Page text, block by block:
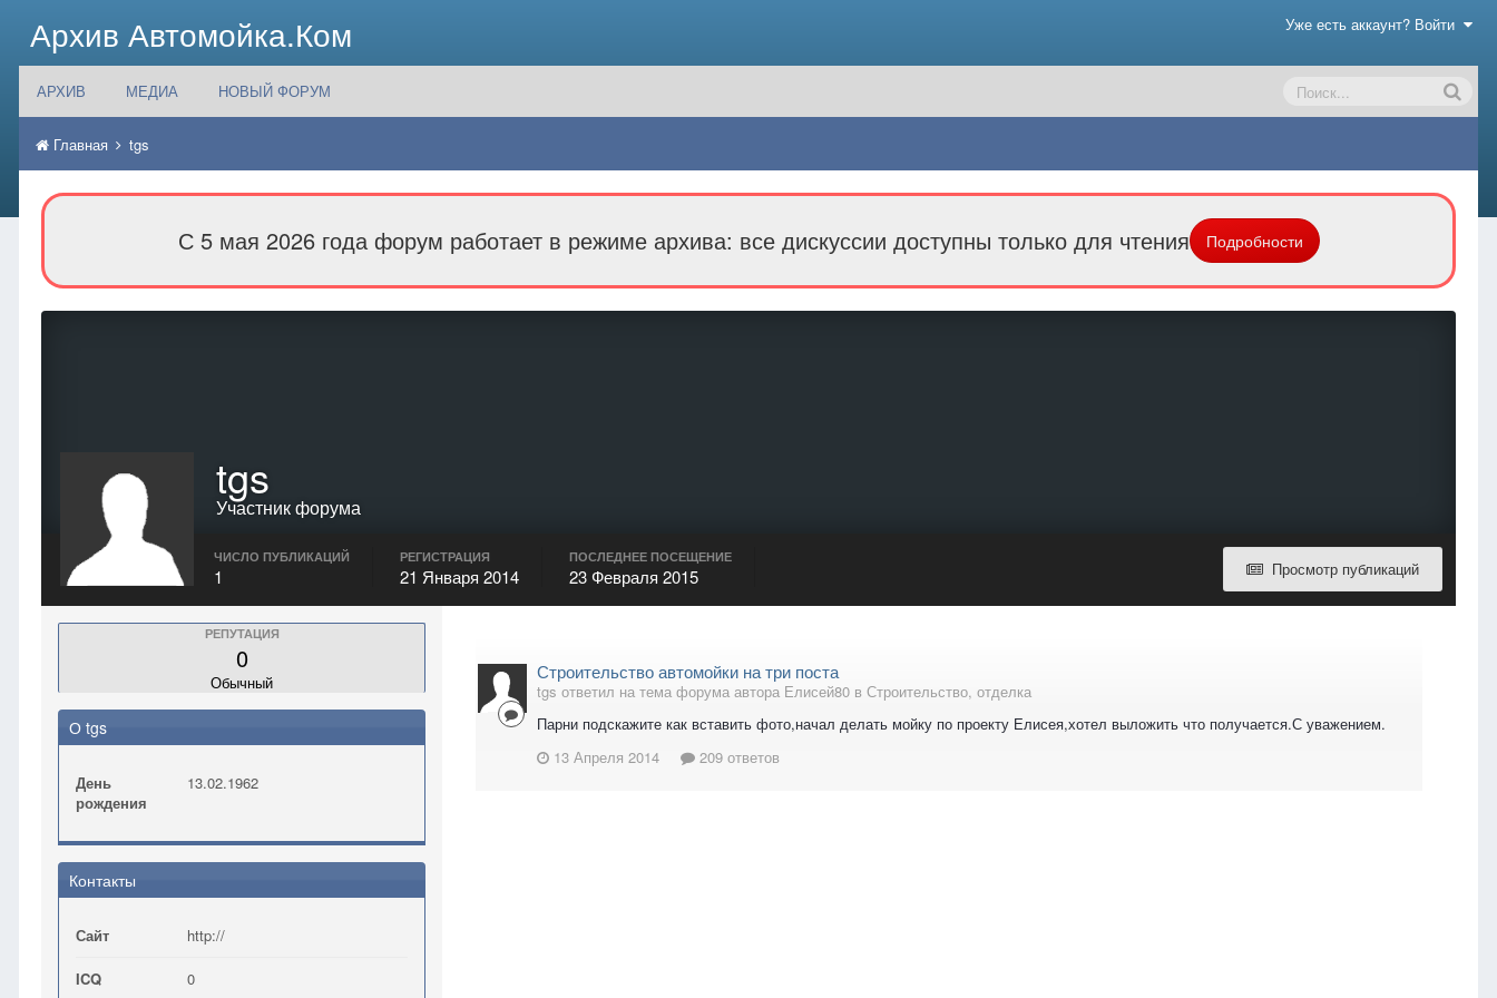
Архив Автомойка.Ком Уже есть аккаунт? Войти
АРХИВ МЕДИА НОВЫЙ ФОРУМ
Главная tgs
С 5 мая 2026 года форум работает в режиме архива: все дискуссии доступны только для чтения Подробности
tgs
Участник форума
Просмотр публикаций
ЧИСЛО ПУБЛИКАЦИЙ
1
РЕГИСТРАЦИЯ
21 Января 2014
ПОСЛЕДНЕЕ ПОСЕЩЕНИЕ
23 Февраля 2015
РЕПУТАЦИЯ
0
Обычный
О tgs
День
рождения
13.02.1962
Контакты
Сайт http://
ICQ 0
Строительство автомойки на три поста
tgs ответил на тема форума автора Елисей80 в Строительство, отделка
Парни подскажите как вставить фото,начал делать мойку по проекту Елисея,хотел выложить что получается.С уважением.
13 Апреля 2014
209 ответов